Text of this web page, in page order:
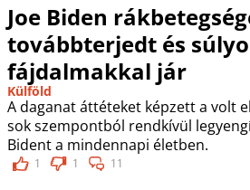
Joe Biden
továbbterjedt és
fájdalmakkal jár
Külföld
A daganat áttéteket képzett a volt
sok szempontból rendkívül
Bident a mindennapi életben.
1 1 11